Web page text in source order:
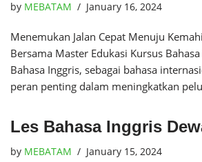
by MEBATAM January 16, 2024
Menemukan Jalan Cepat Menuju
Bersama Master Edukasi Kursus
Bahasa Inggris, sebagai bahasa
peran penting dalam meningkatkan
Les Bahasa Inggris
by MEBATAM January 15, 2024